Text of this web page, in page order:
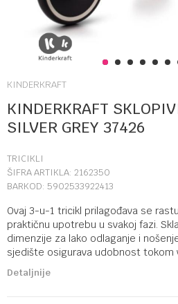
1 2 3 4 5 6
KINDERKRAFT
KINDERKRAFT
SILVER GREY 37426
TRICIKLI
ŠIFRA ARTIKLA: 2162350
BARKOD: 5902533922413
Ovaj 3-u-1 tricikl prilagođava se
praktičnu upotrebu u svakoj fazi.
dimenzije za lako odlaganje i
sjedište osigurava udobnost tokom
Detaljnije